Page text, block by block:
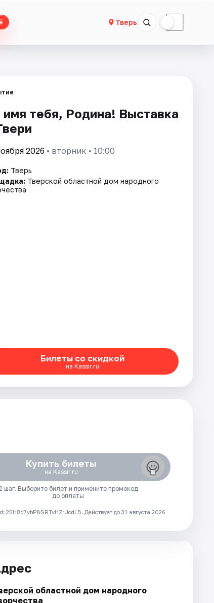
Тверь ☾
имя тебя, Родина! Выставка
2026 • вторник • 10:00
Тверь
Тверской областной дом народного
Билеты со скидкой
на Kassir.ru
Купить билеты
на Kassir.ru
шаг. Выберите билет и примените промокод
до оплаты
Действует до 31 августа 2026
областной дом народного